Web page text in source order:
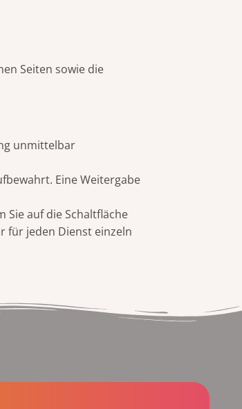
Seiten sowie die
unmittelbar
Eine Weitergabe
Sie auf die Schaltfläche
für jeden Dienst einzeln